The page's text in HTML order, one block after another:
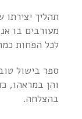
תהליך
מעורבים בו
לכל הפחות
ספר בישול
והן במראהו,
בהצלחה.